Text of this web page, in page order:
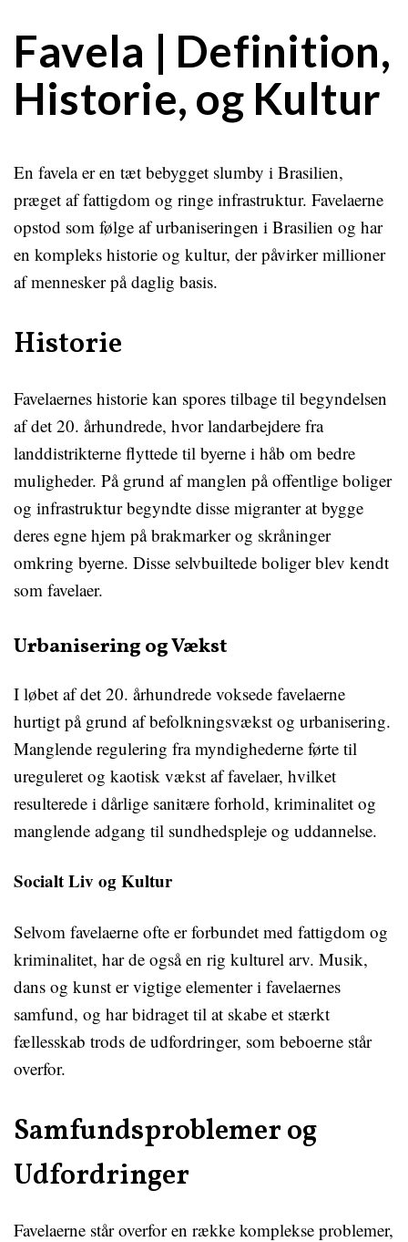
Favela | Definition,
Historie, og Kultur
En favela er en tæt bebygget slumby i Brasilien,
præget af fattigdom og ringe infrastruktur. Favelaerne
opstod som følge af urbaniseringen i Brasilien og har
en kompleks historie og kultur, der påvirker millioner
af mennesker på daglig basis.
Historie
Favelaernes historie kan spores tilbage til begyndelsen
af det 20. århundrede, hvor landarbejdere fra
landdistrikterne flyttede til byerne i håb om bedre
muligheder. På grund af manglen på offentlige boliger
og infrastruktur begyndte disse migranter at bygge
deres egne hjem på brakmarker og skråninger
omkring byerne. Disse selvbuiltede boliger blev kendt
som favelaer.
Urbanisering og Vækst
I løbet af det 20. århundrede voksede favelaerne
hurtigt på grund af befolkningsvækst og urbanisering.
Manglende regulering fra myndighederne førte til
ureguleret og kaotisk vækst af favelaer, hvilket
resulterede i dårlige sanitære forhold, kriminalitet og
manglende adgang til sundhedspleje og uddannelse.
Socialt Liv og Kultur
Selvom favelaerne ofte er forbundet med fattigdom og
kriminalitet, har de også en rig kulturel arv. Musik,
dans og kunst er vigtige elementer i favelaernes
samfund, og har bidraget til at skabe et stærkt
fællesskab trods de udfordringer, som beboerne står
overfor.
Samfundsproblemer og
Udfordringer
Favelaerne står overfor en række komplekse problemer,